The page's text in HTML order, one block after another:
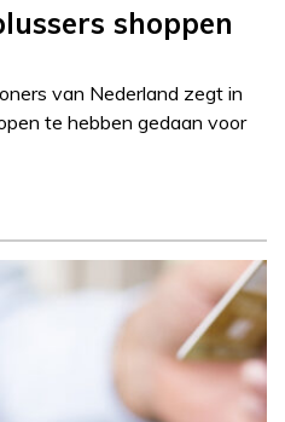
shoppen
van Nederland zegt in
te hebben gedaan voor